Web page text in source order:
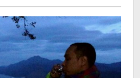
Eksotis